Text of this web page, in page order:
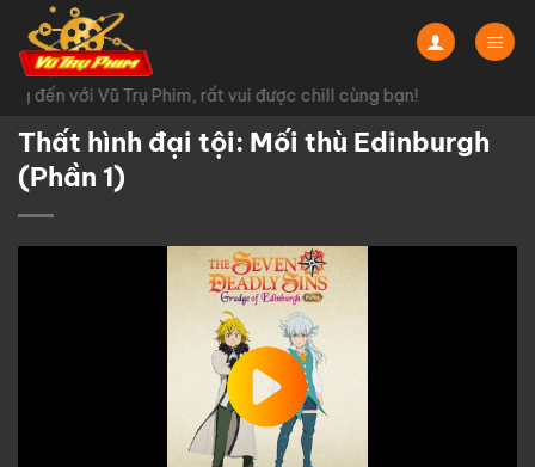
Chuyển
đến
nội
dungđến với Vũ Trụ Phim, rất vui được chill cùng bạn!
Thất hình đại tội: Mối thù Edinburgh
(Phần 1)